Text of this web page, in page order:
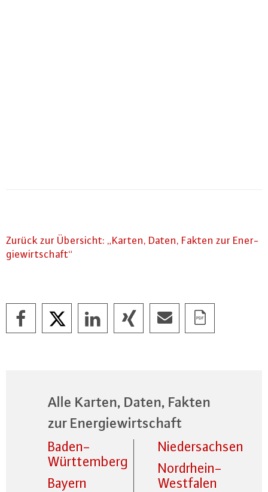
Zurück zur Übersicht: „Karten, Daten, Fakten zur En­er­
gie­wirt­schaft“
Alle Karten, Daten, Fakten
zur Energiewirtschaft
Baden-
Württemberg
Bayern
Niedersachsen
Nordrhein-
Westfalen